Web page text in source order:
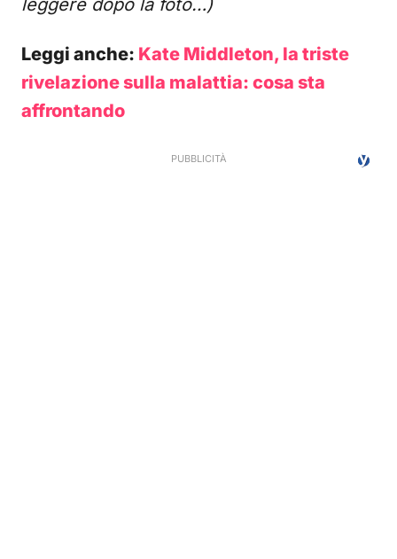
leggere dopo la foto…)
Leggi anche: Kate Middleton, la triste
rivelazione sulla malattia: cosa sta
affrontando